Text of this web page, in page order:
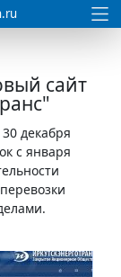
сайт
декабря
с января